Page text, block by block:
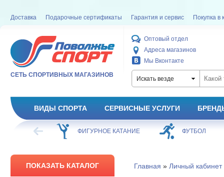
Доставка Подарочные сертификаты Гарантия и сервис Покупка в
СЕТЬ СПОРТИВНЫХ МАГАЗИНОВ
Оптовый отдел
Адреса магазинов
Мы Вконтакте
Искать везде
ВИДЫ СПОРТА СЕРВИСНЫЕ УСЛУГИ
ХОККЕЙ ФИГУРНОЕ КАТАНИЕ ФУТБОЛ
ПОКАЗАТЬ КАТАЛОГ Главная » Личный кабинет